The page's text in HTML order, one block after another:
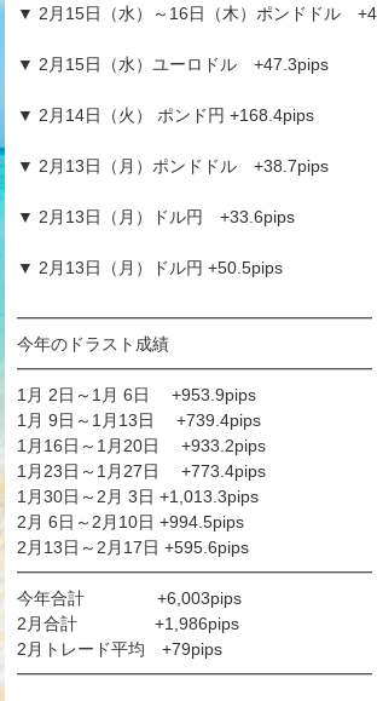
▼ 2月15日（水）～16日（木）ポンドドル
▼ 2月15日（水）ユーロドル +47.3pips
▼ 2月14日（火） ポンド円 +168.4pips
▼ 2月13日（月）ポンドドル +38.7pips
▼ 2月13日（月）ドル円 +33.6pips
▼ 2月13日（月）ドル円 +50.5pips
━━━━━━━━━━━━━━━━━━━━━
今年のドラスト成績
━━━━━━━━━━━━━━━━━━━━━
1月 2日～1月 6日 +953.9pips
1月 9日～1月13日 +739.4pips
1月16日～1月20日 +933.2pips
1月23日～1月27日 +773.4pips
1月30日～2月 3日 +1,013.3pips
2月 6日～2月10日 +994.5pips
2月13日～2月17日 +595.6pips
━━━━━━━━━━━━━━━━━━━━━
今年合計 +6,003pips
2月合計 +1,986pips
2月トレード平均 +79pips
━━━━━━━━━━━━━━━━━━━━━